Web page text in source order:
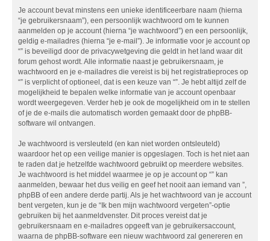
Je account bevat minstens een unieke identificeerbare naam (hierna
“je gebruikersnaam”), een persoonlijk wachtwoord om te kunnen
aanmelden op je account (hierna “je wachtwoord”) en een persoonlijk,
geldig e-mailadres (hierna “je e-mail”). Je informatie voor je account op
“” is beveiligd door de privacywetgeving die geldt in het land waar dit
forum gehost wordt. Alle informatie naast je gebruikersnaam, je
wachtwoord en je e-mailadres die vereist is bij het registratieproces op
“” is verplicht of optioneel, dat is een keuze van “”. Je hebt altijd zelf de
mogelijkheid te bepalen welke informatie van je account openbaar
wordt weergegeven. Verder heb je ook de mogelijkheid om in te stellen
of je de e-mails die automatisch worden gemaakt door de phpBB-
software wil ontvangen.
Je wachtwoord is versleuteld (en kan niet worden ontsleuteld)
waardoor het op een veilige manier is opgeslagen. Toch is het niet aan
te raden dat je hetzelfde wachtwoord gebruikt op meerdere websites.
Je wachtwoord is het middel waarmee je op je account op “” kan
aanmelden, bewaar het dus veilig en geef het nooit aan iemand van ”,
phpBB of een andere derde partij. Als je het wachtwoord van je account
bent vergeten, kun je de “Ik ben mijn wachtwoord vergeten”-optie
gebruiken bij het aanmeldvenster. Dit proces vereist dat je
gebruikersnaam en e-mailadres opgeeft van je gebruikersaccount,
waarna de phpBB-software een nieuw wachtwoord zal genereren en